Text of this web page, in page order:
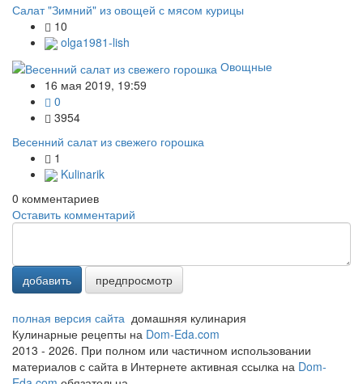
Салат "Зимний" из овощей с мясом курицы
10
olga1981-lish
Овощные
16 мая 2019, 19:59
0
3954
Весенний салат из свежего горошка
1
Kulinarik
0 комментариев
Оставить комментарий
добавить предпросмотр
полная версия сайта домашняя кулинария
Кулинарные рецепты на Dom-Eda.com
2013 - 2026. При полном или частичном использовании
материалов с сайта в Интернете активная ссылка на Dom-